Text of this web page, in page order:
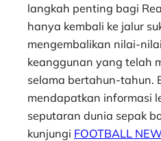
langkah penting bagi
hanya kembali ke jalur
mengembalikan nilai-
keanggunan yang telah
selama bertahun-tahun.
mendapatkan informasi
seputaran dunia sepak
kunjungi FOOTBALL